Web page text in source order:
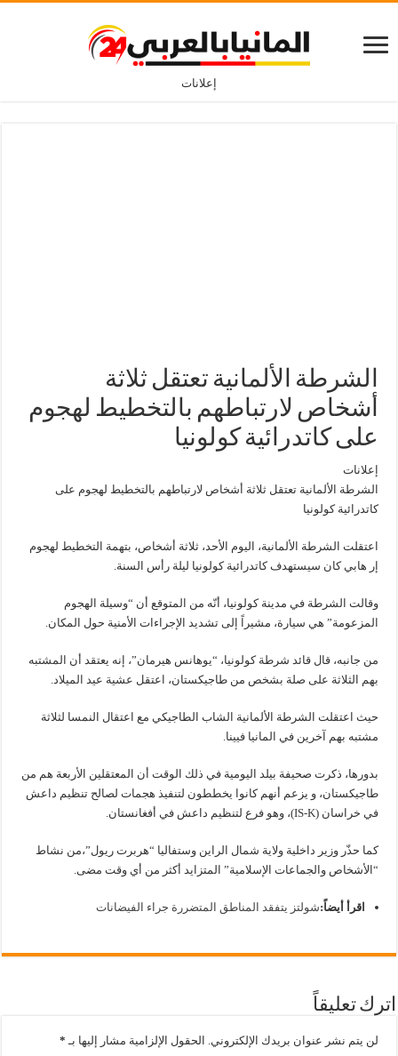
إعلانات
الشرطة الألمانية تعتقل ثلاثة
أشخاص لارتباطهم بالتخطيط لهجوم
على كاتدرائية كولونيا
إعلانات
الشرطة الألمانية تعتقل ثلاثة أشخاص لارتباطهم بالتخطيط لهجوم على
كاتدرائية كولونيا
اعتقلت الشرطة الألمانية، اليوم الأحد، ثلاثة أشخاص، بتهمة التخطيط لهجوم
إر هابي كان سيستهدف كاتدرائية كولونيا ليلة رأس السنة.
وقالت الشرطة في مدينة كولونيا، أنّه من المتوقع أن “وسيلة الهجوم
المزعومة” هي سيارة، مشيراً إلى تشديد الإجراءات الأمنية حول المكان.
من جانبه، قال قائد شرطة كولونيا، “يوهانس هيرمان”، إنه يعتقد أن المشتبه
بهم الثلاثة على صلة بشخص من طاجيكستان، اعتقل عشية عيد الميلاد.
حيث اعتقلت الشرطة الألمانية الشاب الطاجيكي مع اعتقال النمسا لثلاثة
مشتبه بهم آخرين في المانيا فيينا.
بدورها، ذكرت صحيفة بيلد اليومية في ذلك الوقت أن المعتقلين الأربعة هم من
طاجيكستان، و يزعم أنهم كانوا يخططون لتنفيذ هجمات لصالح تنظيم داعش
في خراسان (IS-K)، وهو فرع لتنظيم داعش في أفغانستان.
كما حذّر وزير داخلية ولاية شمال الراين وستفاليا “هربرت ريول”،من نشاط
“الأشخاص والجماعات الإسلامية” المتزايد أكثر من أي وقت مضى.
اقرأ أيضاً:شولتز يتفقد المناطق المتضررة جراء الفيضانات
اترك تعليقاً
لن يتم نشر عنوان بريدك الإلكتروني. الحقول الإلزامية مشار إليها بـ *